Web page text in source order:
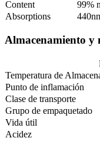
Content
99%
Absorptions
Almacenamiento y
Temperatura de
Punto de inflamación
Clase de transporte
Grupo de empaquetado
Vida útil
Acidez